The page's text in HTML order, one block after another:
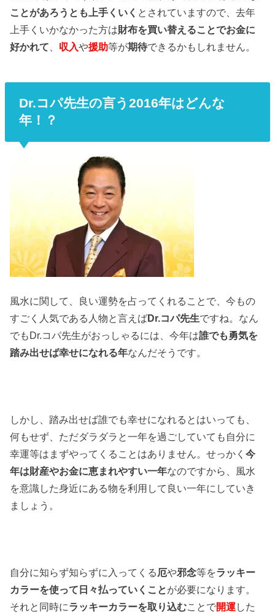
ことがあろうとも上手くいく とされていますので、去年
上手くいかなかった方は財布を買い替えることでお金に
好かれて
収入や援助等が期待できるかもしれません。
Dr.コパ先生の言う2016年はどんな
年！？
風水に関して、良い運勢を占ってくれることで、今もの
すごく人気である人物と言えばDr.コパ先生ですね。なん
でもDr.コパ先生がおっしゃるには、今年は誰でも勇気を
踏み出せば幸せになれる年なんだそうです。
しかし、踏み出せば誰でも幸せになれるとはいっても、
何もせず、ただダラダラと一年を過ごしていても自分に
幸運等はまずやってくることはありません。せっかく今
年は財産やお金に恵まれやすい一年なのですから、風水
を意識した身近にある物を利用して良い一年にしていき
ましょう。
自分に知らず知らずに入ってくる 厄や邪念等をラッキー
カラーを使って日々払っていくことが必要になります。
それと同時にラッキーカラーを取り込むことで開運 した